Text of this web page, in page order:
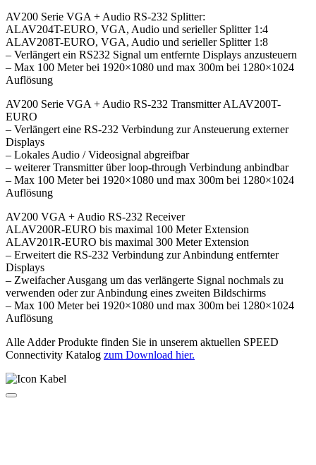
AV200 Serie VGA + Audio RS-232 Splitter:
ALAV204T-EURO, VGA, Audio und serieller Splitter 1:4
ALAV208T-EURO, VGA, Audio und serieller Splitter 1:8
– Verlängert ein RS232 Signal um entfernte Displays anzusteuern
– Max 100 Meter bei 1920×1080 und max 300m bei 1280×1024
Auflösung
AV200 Serie VGA + Audio RS-232 Transmitter ALAV200T-
EURO
– Verlängert eine RS-232 Verbindung zur Ansteuerung externer
Displays
– Lokales Audio / Videosignal abgreifbar
– weiterer Transmitter über loop-through Verbindung anbindbar
– Max 100 Meter bei 1920×1080 und max 300m bei 1280×1024
Auflösung
AV200 VGA + Audio RS-232 Receiver
ALAV200R-EURO bis maximal 100 Meter Extension
ALAV201R-EURO bis maximal 300 Meter Extension
– Erweitert die RS-232 Verbindung zur Anbindung entfernter
Displays
– Zweifacher Ausgang um das verlängerte Signal nochmals zu
verwenden oder zur Anbindung eines zweiten Bildschirms
– Max 100 Meter bei 1920×1080 und max 300m bei 1280×1024
Auflösung
Alle Adder Produkte finden Sie in unserem aktuellen SPEED
Connectivity Katalog zum Download hier.